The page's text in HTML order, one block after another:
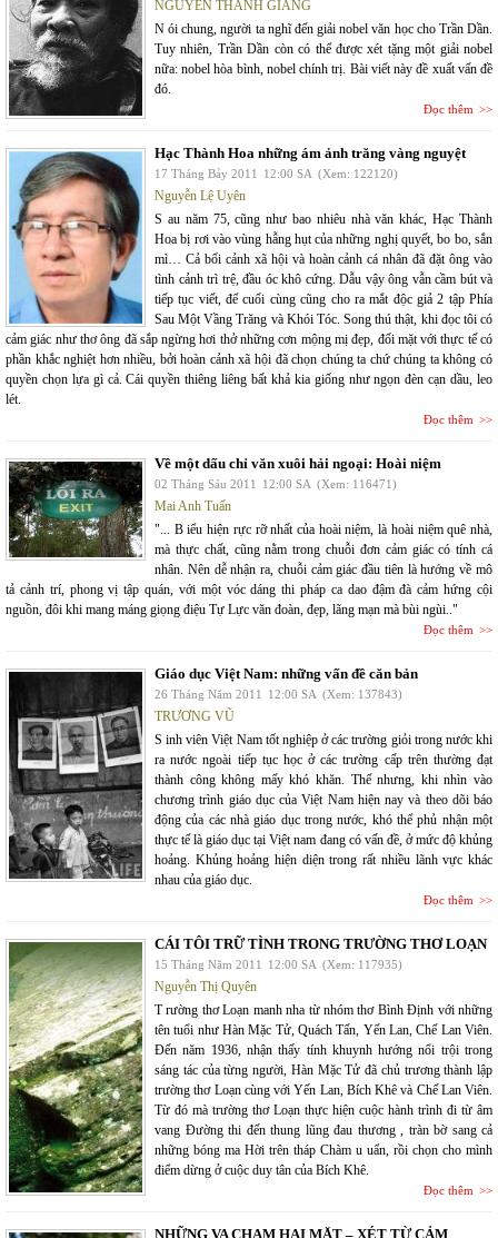
NGUYỄN THANH GIANG
N ói chung, người ta nghĩ đến giải nobel văn học cho Trần Dần.
Tuy nhiên, Trần Dần còn có thể được xét tặng một giải nobel
nữa: nobel hòa bình, nobel chính trị. Bài viết này đề xuất vấn đề
đó.
Đọc thêm
Hạc Thành Hoa những ám ảnh trăng vàng nguyệt
17 Tháng Bảy 2011 12:00 SA (Xem: 122120)
Nguyễn Lệ Uyên
S au năm 75, cũng như bao nhiêu nhà văn khác, Hạc Thành
Hoa bị rơi vào vùng hẫng hụt của những nghị quyết, bo bo, sắn
mì… Cả bối cảnh xã hội và hoàn cảnh cá nhân đã đặt ông vào
tình cảnh trì trệ, đầu óc khô cứng. Dẫu vậy ông vẫn cầm bút và
tiếp tục viết, để cuối cùng cũng cho ra mắt độc giả 2 tập Phía
Sau Một Vầng Trăng và Khói Tóc. Song thú thật, khi đọc tôi có
cảm giác như thơ ông đã sắp ngừng hơi thở những cơn mộng mị đẹp, đối mặt với thực tế có
phần khắc nghiệt hơn nhiều, bởi hoàn cảnh xã hội đã chọn chúng ta chứ chúng ta không có
quyền chọn lựa gì cả. Cái quyền thiêng liêng bất khả kia giống như ngọn đèn cạn dầu, leo
lét.
Đọc thêm
Về một dấu chỉ văn xuôi hải ngoại: Hoài niệm
02 Tháng Sáu 2011 12:00 SA (Xem: 116471)
Mai Anh Tuấn
"... B iểu hiện rực rỡ nhất của hoài niệm, là hoài niệm quê nhà,
mà thực chất, cũng nằm trong chuỗi đơn cảm giác có tính cá
nhân. Nên dễ nhận ra, chuỗi cảm giác đầu tiên là hướng về mô
tả cảnh trí, phong vị tập quán, với một vóc dáng thi pháp ca dao đậm đà cảm hứng cội
nguồn, đôi khi mang máng giọng điệu Tự Lực văn đoàn, đẹp, lãng mạn mà bùi ngùi.."
Đọc thêm
Giáo dục Việt Nam: những vấn đề căn bản
26 Tháng Năm 2011 12:00 SA (Xem: 137843)
TRƯƠNG VŨ
S inh viên Việt Nam tốt nghiệp ở các trường giỏi trong nước khi
ra nước ngoài tiếp tục học ở các trường cấp trên thường đạt
thành công không mấy khó khăn. Thế nhưng, khi nhìn vào
chương trình giáo dục của Việt Nam hiện nay và theo dõi báo
động của các nhà giáo dục trong nước, khó thể phủ nhận một
thực tế là giáo dục tại Việt nam đang có vấn đề, ở mức độ khủng
hoảng. Khủng hoảng hiện diện trong rất nhiều lãnh vực khác
nhau của giáo dục.
Đọc thêm
CÁI TÔI TRỮ TÌNH TRONG TRƯỜNG THƠ LOẠN
15 Tháng Năm 2011 12:00 SA (Xem: 117935)
Nguyễn Thị Quyên
T rường thơ Loạn manh nha từ nhóm thơ Bình Định với những
tên tuổi như Hàn Mặc Tử, Quách Tấn, Yến Lan, Chế Lan Viên.
Đến năm 1936, nhận thấy tính khuynh hướng nổi trội trong
sáng tác của từng người, Hàn Mặc Tử đã chủ trương thành lập
trường thơ Loạn cùng với Yến Lan, Bích Khê và Chế Lan Viên.
Từ đó mà trường thơ Loạn thực hiện cuộc hành trình đi từ âm
vang Đường thi đến thung lũng đau thương , tràn bờ sang cả
những bóng ma Hời trên tháp Chàm u uẩn, rồi chọn cho mình
điểm dừng ở cuộc duy tân của Bích Khê.
Đọc thêm
NHỮNG VA CHẠM HAI MẶT – XÉT TỪ CẢM